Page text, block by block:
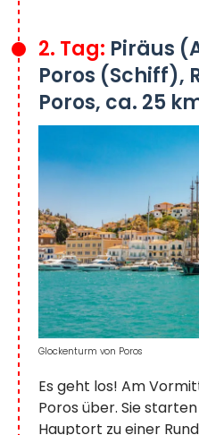
2. Tag: Piräus
Poros (Schiff),
Poros, ca. 25
Es geht los! Am
Poros über. Sie
Hauptort zu einer
Glockenturm von Poros